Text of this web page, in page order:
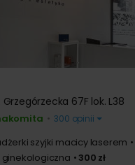
Grzegórzecka 67F lok. L38
• 300 opinii
szyjki macicy laserem
ginekologiczna
300 zł